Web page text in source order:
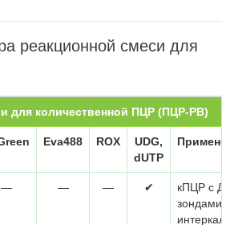
реакционной смеси для
для количественной ПЦР (ПЦР-РВ)
Eva488 ROX
UDG,
dUTP
— — — ✔
кПЦР с
зондами